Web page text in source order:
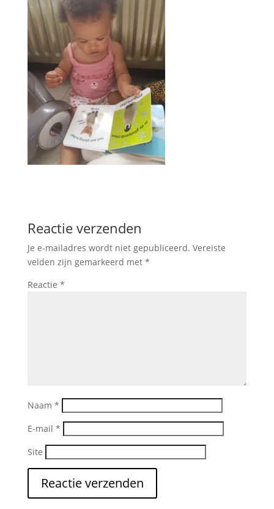
Reactie verzenden
Je e-mailadres wordt niet gepubliceerd. Vereiste
velden zijn gemarkeerd met *
Reactie *
Naam *
E-mail *
Site